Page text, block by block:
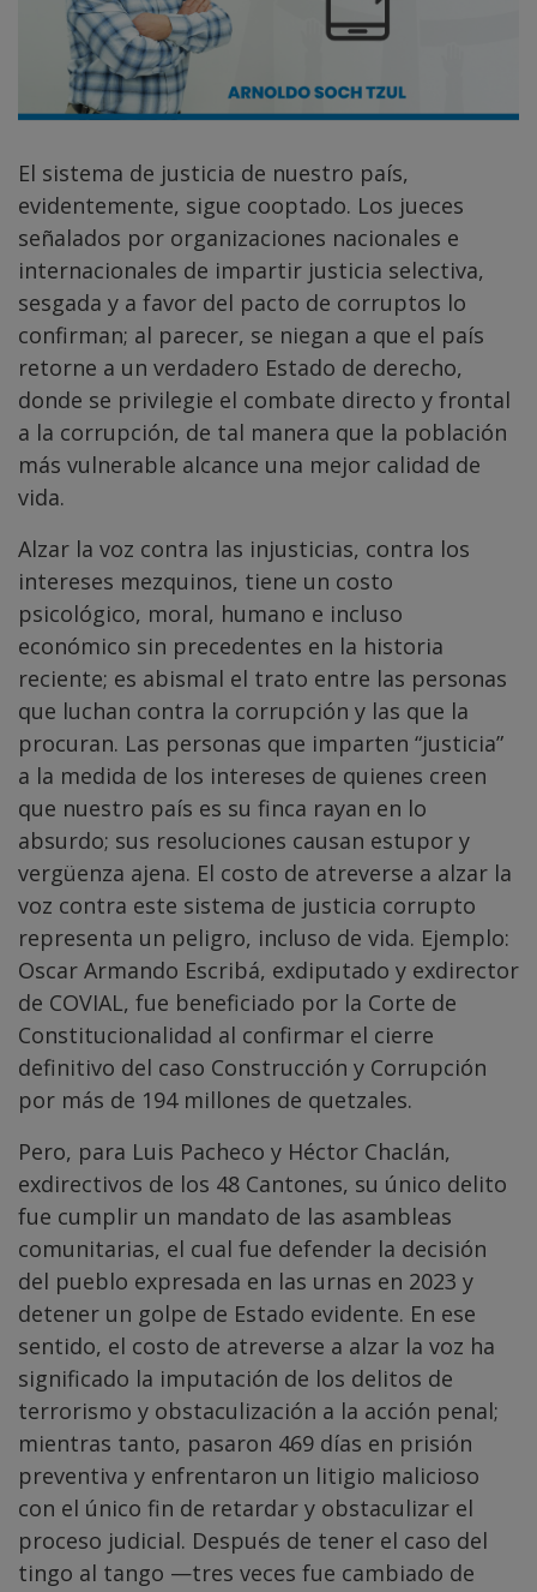
El sistema de justicia de nuestro país,
evidentemente, sigue cooptado. Los jueces
señalados por organizaciones nacionales e
internacionales de impartir justicia selectiva,
sesgada y a favor del pacto de corruptos lo
confirman; al parecer, se niegan a que el país
retorne a un verdadero Estado de derecho,
donde se privilegie el combate directo y frontal
a la corrupción, de tal manera que la población
más vulnerable alcance una mejor calidad de
vida.
Alzar la voz contra las injusticias, contra los
intereses mezquinos, tiene un costo
psicológico, moral, humano e incluso
económico sin precedentes en la historia
reciente; es abismal el trato entre las personas
que luchan contra la corrupción y las que la
procuran. Las personas que imparten “justicia”
a la medida de los intereses de quienes creen
que nuestro país es su finca rayan en lo
absurdo; sus resoluciones causan estupor y
vergüenza ajena. El costo de atreverse a alzar la
voz contra este sistema de justicia corrupto
representa un peligro, incluso de vida. Ejemplo:
Oscar Armando Escribá, exdiputado y exdirector
de COVIAL, fue beneficiado por la Corte de
Constitucionalidad al confirmar el cierre
definitivo del caso Construcción y Corrupción
por más de 194 millones de quetzales.
Pero, para Luis Pacheco y Héctor Chaclán,
exdirectivos de los 48 Cantones, su único delito
fue cumplir un mandato de las asambleas
comunitarias, el cual fue defender la decisión
del pueblo expresada en las urnas en 2023 y
detener un golpe de Estado evidente. En ese
sentido, el costo de atreverse a alzar la voz ha
significado la imputación de los delitos de
terrorismo y obstaculización a la acción penal;
mientras tanto, pasaron 469 días en prisión
preventiva y enfrentaron un litigio malicioso
con el único fin de retardar y obstaculizar el
proceso judicial. Después de tener el caso del
tingo al tango —tres veces fue cambiado de